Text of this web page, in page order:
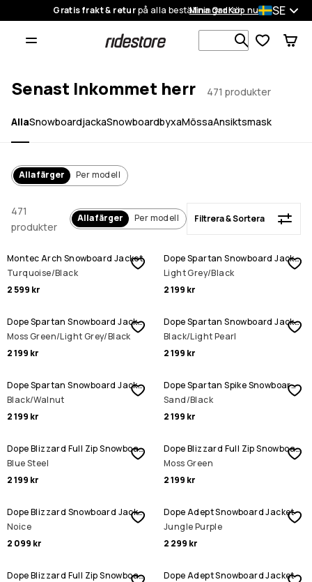
Gratis frakt & returpå alla beställningarKöp nu
Mina Ordrar SE
Sök bland
Filtrera & Sortera
Senast Inkommet herr 471 produkter
AllaSnowboardjackaSnowboardbyxaMössaAnsiktsmask
Alla färger Per modell
471
produkter
Alla färger Per modell Filtrera & Sortera
Montec Arch Snowboard Jacket
Turquoise/Black
2 599 kr
Dope Spartan Snowboard Jacket
Light Grey/Black
2 199 kr
Dope Spartan Snowboard Jacket
Moss Green/Light Grey/Black
2 199 kr
Dope Spartan Snowboard Jacket
Black/Light Pearl
2 199 kr
Dope Spartan Snowboard Jacket
Black/Walnut
2 199 kr
Dope Spartan Spike Snowboard Jacket
Sand/Black
2 199 kr
Dope Blizzard Full Zip Snowboard Jacket
Blue Steel
2 199 kr
Dope Blizzard Full Zip Snowboard Jacket
Moss Green
2 199 kr
Dope Blizzard Snowboard Jacket
Noice
2 099 kr
Dope Adept Snowboard Jacket
Jungle Purple
2 299 kr
Dope Blizzard Full Zip Snowboard Jacket
REA
Dope Adept Snowboard Jacket